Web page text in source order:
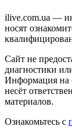
ilive.com.ua —
носят
Сайт не
диагностики
Информация на
несёт
материалов.
Ознакомьтесь с